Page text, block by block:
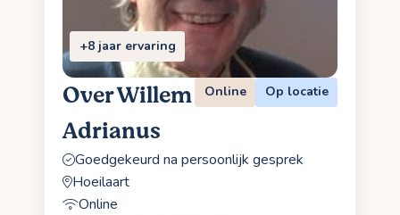
+8 jaar ervaring
Over Willem
Adrianus
Online Op locatie
Goedgekeurd na persoonlijk gesprek
Hoeilaart
Online